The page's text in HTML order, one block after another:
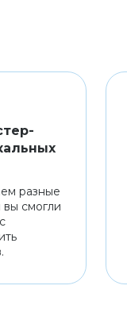
разные
смогли